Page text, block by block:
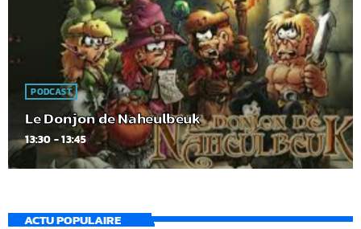
PODCAST
Le Donjon de Naheulbeuk
13:30 - 13:45
ACTU POPULAIRE